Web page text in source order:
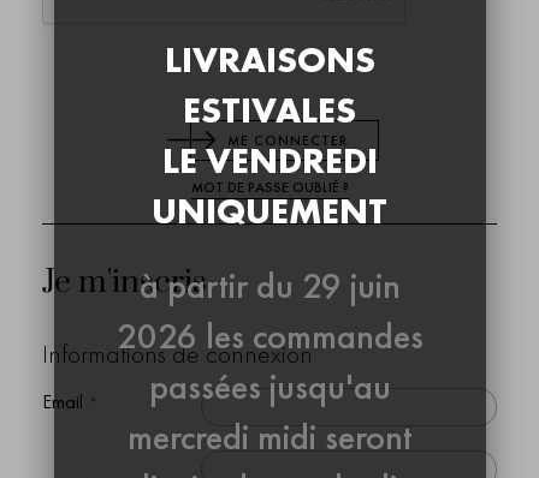
LIVRAISONS
ESTIVALES
LE VENDREDI
UNIQUEMENT
à partir du 29 juin
2026 les commandes
passées jusqu'au
mercredi midi seront
ME CONNECTER
MOT DE PASSE OUBLIÉ ?
Je m'inscris
Informations de connexion
Email